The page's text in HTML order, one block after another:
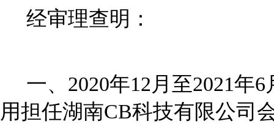
经审理查明：
一、2020年12月至2021年
用担任湖南CB科技有限公司